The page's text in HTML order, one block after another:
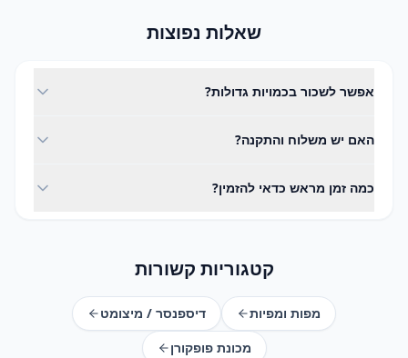
שאלות נפוצות
אפשר לשכור בכמויות גדולות?
בהצעת המחיר ונאשר זמינות.
האם יש משלוח והתקנה?
בתיאום מראש למועד האירוע.
כמה זמן מראש כדאי להזמין?
קטגוריות קשורות
מפות ומפיות
דיספנסר / מיצומט
מכונת פופקורן